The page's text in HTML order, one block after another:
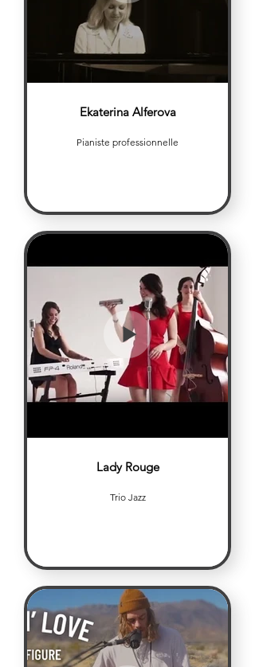
Ekaterina Alferova
Pianiste professionnelle
Lady Rouge
Trio Jazz